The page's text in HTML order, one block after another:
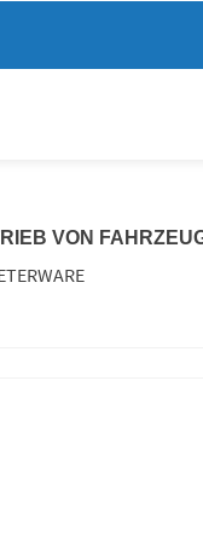
VON